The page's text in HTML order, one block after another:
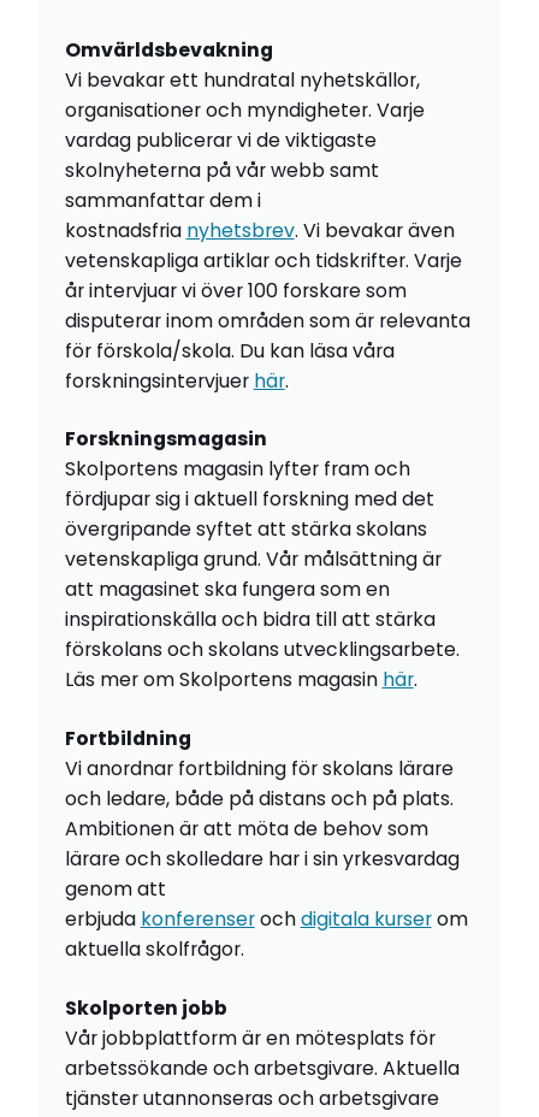
Omvärldsbevakning
Vi bevakar ett hundratal nyhetskällor,
organisationer och myndigheter. Varje
vardag publicerar vi de viktigaste
skolnyheterna på vår webb samt
sammanfattar dem i
kostnadsfria nyhetsbrev. Vi bevakar även
vetenskapliga artiklar och tidskrifter. Varje
år intervjuar vi över 100 forskare som
disputerar inom områden som är relevanta
för förskola/skola. Du kan läsa våra
forskningsintervjuer här.
Forskningsmagasin
Skolportens magasin lyfter fram och
fördjupar sig i aktuell forskning med det
övergripande syftet att stärka skolans
vetenskapliga grund. Vår målsättning är
att magasinet ska fungera som en
inspirationskälla och bidra till att stärka
förskolans och skolans utvecklingsarbete.
Läs mer om Skolportens magasin här.
Fortbildning
Vi anordnar fortbildning för skolans lärare
och ledare, både på distans och på plats.
Ambitionen är att möta de behov som
lärare och skolledare har i sin yrkesvardag
genom att
erbjuda konferenserochdigitala kurserom
aktuella skolfrågor.
Skolporten jobb
Vår jobbplattform är en mötesplats för
arbetssökande och arbetsgivare. Aktuella
tjänster utannonseras och arbetsgivare